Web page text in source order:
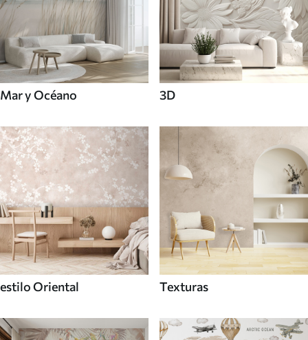
Mar y Océano 3D
estilo Oriental Texturas